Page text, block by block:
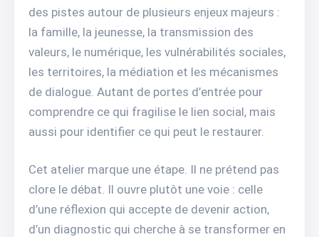
des pistes autour de plusieurs enjeux majeurs :
la famille, la jeunesse, la transmission des
valeurs, le numérique, les vulnérabilités sociales,
les territoires, la médiation et les mécanismes
de dialogue. Autant de portes d’entrée pour
comprendre ce qui fragilise le lien social, mais
aussi pour identifier ce qui peut le restaurer.
Cet atelier marque une étape. Il ne prétend pas
clore le débat. Il ouvre plutôt une voie : celle
d’une réflexion qui accepte de devenir action,
d’un diagnostic qui cherche à se transformer en